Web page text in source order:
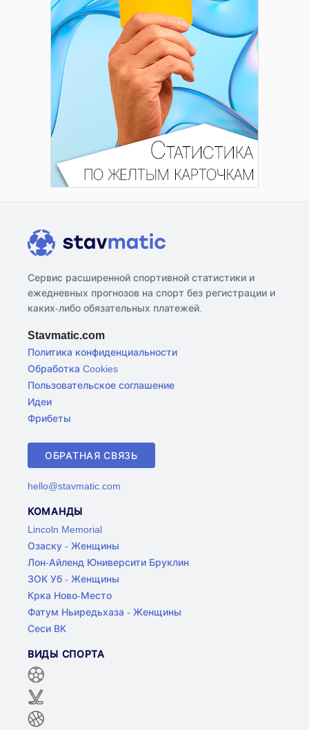
Сервис расширенной спортивной статистики и
ежедневных прогнозов на спорт без регистрации и
каких-либо обязательных платежей.
Stavmatic.com
Политика конфиденциальности
Обработка Cookies
Пользовательское соглашение
Идеи
Фрибеты
ОБРАТНАЯ СВЯЗЬ
hello@stavmatic.com
КОМАНДЫ
Lincoln Memorial
Озаску - Женщины
Лон-Айленд Юниверсити Бруклин
ЗОК Уб - Женщины
Крка Ново-Место
Фатум Ньиредьхаза - Женщины
Сеси ВК
ВИДЫ СПОРТА